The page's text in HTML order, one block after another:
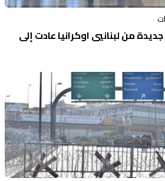
من لبنانيي اوكرانيا عادت إلى